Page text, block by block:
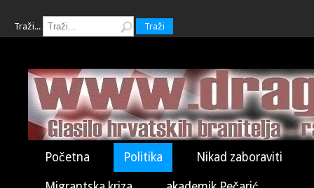
Traži... Traži
Početna Politika Nikad zaboraviti